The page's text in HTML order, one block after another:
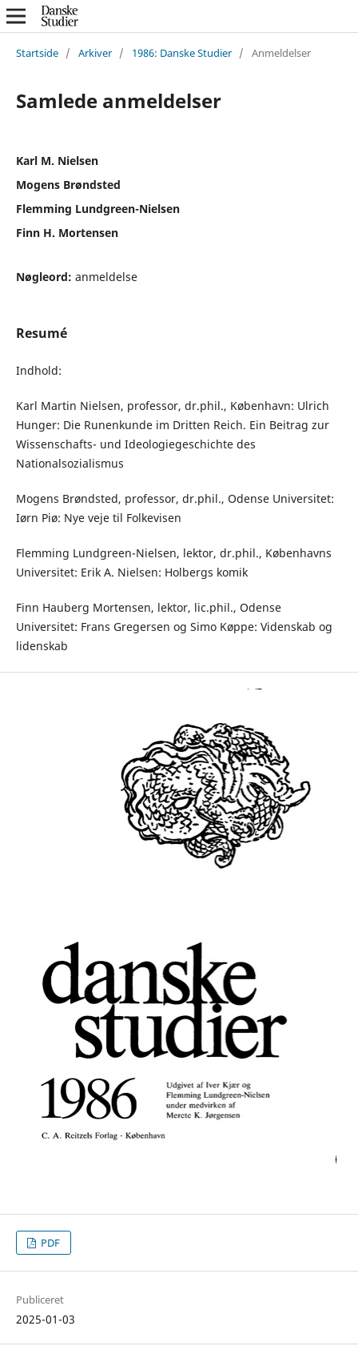
Startside / Arkiver / 1986: Danske Studier / Anmeldelser
Samlede anmeldelser
Karl M. Nielsen
Mogens Brøndsted
Flemming Lundgreen-Nielsen
Finn H. Mortensen
Nøgleord: anmeldelse
Resumé
Indhold:
Karl Martin Nielsen, professor, dr.phil., København: Ulrich
Hunger: Die Runenkunde im Dritten Reich. Ein Beitrag zur
Wissenschafts- und Ideologiegeschichte des
Nationalsozialismus
Mogens Brøndsted, professor, dr.phil., Odense Universitet:
Iørn Piø: Nye veje til Folkevisen
Flemming Lundgreen-Nielsen, lektor, dr.phil., Københavns
Universitet: Erik A. Nielsen: Holbergs komik
Finn Hauberg Mortensen, lektor, lic.phil., Odense
Universitet: Frans Gregersen og Simo Køppe: Videnskab og
lidenskab
PDF
Publiceret
2025-01-03